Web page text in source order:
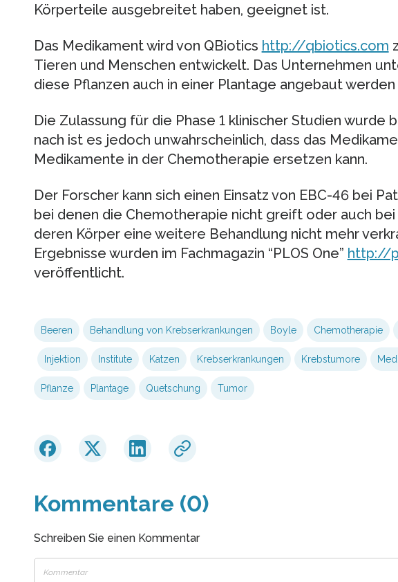
Körperteile ausgebreitet haben, geeignet ist.
Das Medikament wird von QBiotics http://qbiotics.com
Tieren und Menschen entwickelt. Das Unternehmen
diese Pflanzen auch in einer Plantage angebaut werden
Die Zulassung für die Phase 1 klinischer Studien wurde
nach ist es jedoch unwahrscheinlich, dass das
Medikamente in der Chemotherapie ersetzen kann.
Der Forscher kann sich einen Einsatz von EBC-46 bei
bei denen die Chemotherapie nicht greift oder auch
deren Körper eine weitere Behandlung nicht mehr
Ergebnisse wurden im Fachmagazin “PLOS One” http://
veröffentlicht.
Beeren Behandlung von Krebserkrankungen Boyle Chemotherapie
Injektion Institute Katzen Krebserkrankungen Krebstumore
Pflanze Plantage Quetschung Tumor
Kommentare (0)
Schreiben Sie einen Kommentar